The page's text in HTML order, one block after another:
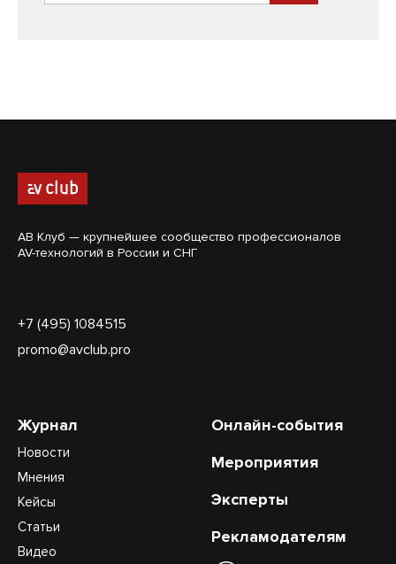
АВ Клуб — крупнейшее сообщество профессионалов
AV-технологий в России и СНГ
+7 (495) 1084515
promo@avclub.pro
Журнал
Новости
Мнения
Кейсы
Статьи
Видео
Онлайн-события
Мероприятия
Эксперты
Рекламодателям